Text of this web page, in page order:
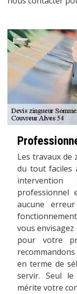
Les travaux de
du tout faciles
professionnel
aucune
vous
pour votre
en terme de
servir. Seul
mérite votre